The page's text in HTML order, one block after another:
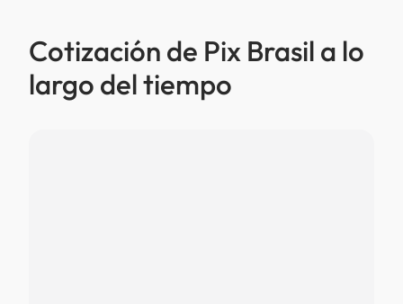
Cotización de Pix Brasil a lo
largo del tiempo